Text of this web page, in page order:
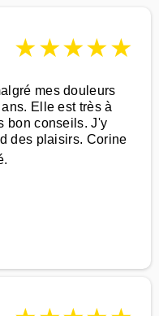
★★★★★
mes douleurs
Elle est très à
bon conseils. J'y
des plaisirs. Corine